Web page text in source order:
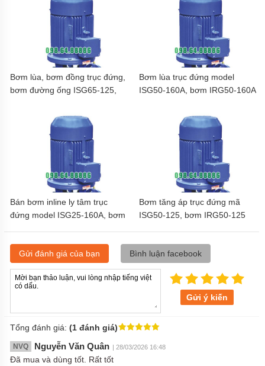
Bơm lùa, bơm đồng trục đứng,
bơm đường ống ISG65-125,
Bơm lùa trục đứng model
ISG50-160A, bơm IRG50-160A
Bán bơm inline ly tâm trục
đứng model ISG25-160A, bơm
Bơm tăng áp trục đứng mã
ISG50-125, bơm IRG50-125
Gửi đánh giá của bạn Bình luận facebook
Gửi ý kiến
Tổng đánh giá: (1 đánh giá)
NVQ Nguyễn Văn Quân | 28/03/2026 16:48
Đã mua và dùng tốt. Rất tốt